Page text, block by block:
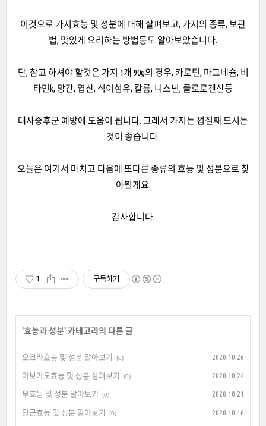
이것으로 가지효능 및 성분에 대해 살펴보고, 가지의 종류, 보관
법, 맛있게 요리하는 방법등도 알아보았습니다.
단, 참고 하셔야 할것은 가지 1개 90g의 경우, 카로틴, 마그네슘, 비
타민k, 망간, 엽산, 식이섬유, 칼륨, 니스닌, 클로로겐산등
대사증후군 예방에 도움이 됩니다. 그래서 가지는 껍질째 드시는
것이 좋습니다.
오늘은 여기서 마치고 다음에 또다른 종류의 효능 및 성분으로 찾
아뵐게요.
감사합니다.
1 구독하기
'효능과 성분' 카테고리의 다른 글
오크라효능 및 성분 알아보기 (0) 2020.10.26
아보카도효능 및 성분 살펴보기 (0) 2020.10.24
무효능 및 성분 알아보기 (0) 2020.10.21
당근효능 및 성분 알아보기 (0) 2020.10.16